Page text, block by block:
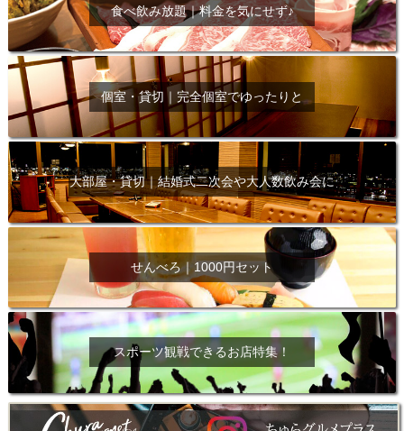
食べ飲み放題｜料金を気にせず♪
個室・貸切｜完全個室でゆったりと
大部屋・貸切｜結婚式二次会や大人数飲み会に
せんべろ｜1000円セット
スポーツ観戦できるお店特集！